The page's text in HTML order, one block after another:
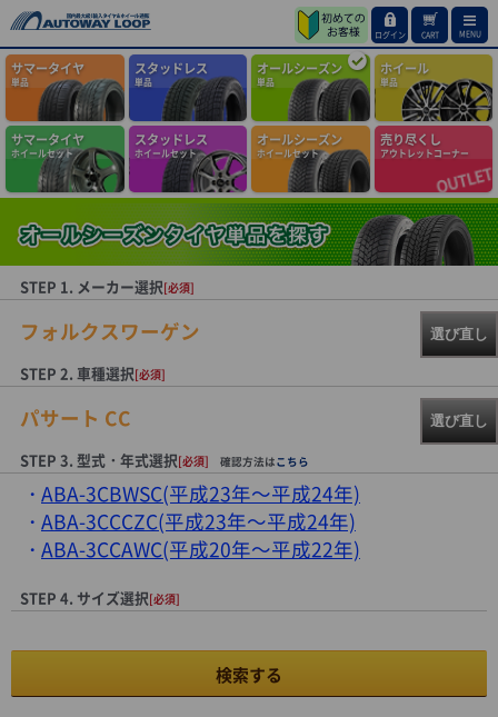
ログイン CART MENU
サマータイヤ
単品
スタッドレス
単品
オールシーズン
単品
ホイール
単品
サマータイヤ
ホイールセット
スタッドレス
ホイールセット
オールシーズン
ホイールセット
売り尽くし
アウトレットコーナー
STEP 1. メーカー選択[必須]
フォルクスワーゲン 選び直し
STEP 2. 車種選択[必須]
パサート CC 選び直し
STEP 3. 型式・年式選択[必須] 確認方法はこちら
ABA-3CBWSC(平成23年～平成24年)
ABA-3CCCZC(平成23年～平成24年)
ABA-3CCAWC(平成20年～平成22年)
STEP 4. サイズ選択[必須]
検索する